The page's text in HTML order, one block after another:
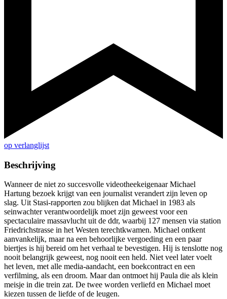
op verlanglijst
Beschrijving
Wanneer de niet zo succesvolle videotheekeigenaar Michael
Hartung bezoek krijgt van een journalist verandert zijn leven op
slag. Uit Stasi-rapporten zou blijken dat Michael in 1983 als
seinwachter verantwoordelijk moet zijn geweest voor een
spectaculaire massavlucht uit de ddr, waarbij 127 mensen via station
Friedrichstrasse in het Westen terechtkwamen. Michael ontkent
aanvankelijk, maar na een behoorlijke vergoeding en een paar
biertjes is hij bereid om het verhaal te bevestigen. Hij is tenslotte nog
nooit belangrijk geweest, nog nooit een held. Niet veel later voelt
het leven, met alle media-aandacht, een boekcontract en een
verfilming, als een droom. Maar dan ontmoet hij Paula die als klein
meisje in die trein zat. De twee worden verliefd en Michael moet
kiezen tussen de liefde of de leugen.